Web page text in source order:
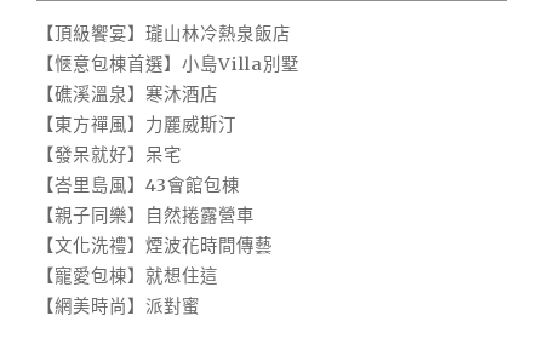
【頂級饗宴】瓏山林冷熱泉飯店
【愜意包棟首選】小島Villa別墅
【礁溪溫泉】寒沐酒店
【東方禪風】力麗威斯汀
【發呆就好】呆宅
【峇里島風】43會館包棟
【親子同樂】自然捲露營車
【文化洗禮】煙波花時間傳藝
【寵愛包棟】就想住這
【網美時尚】派對蜜